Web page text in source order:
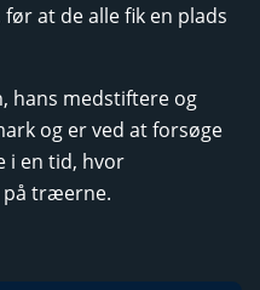
at de alle fik en plads
hans medstiftere og
og er ved at forsøge
i en tid, hvor
på træerne.